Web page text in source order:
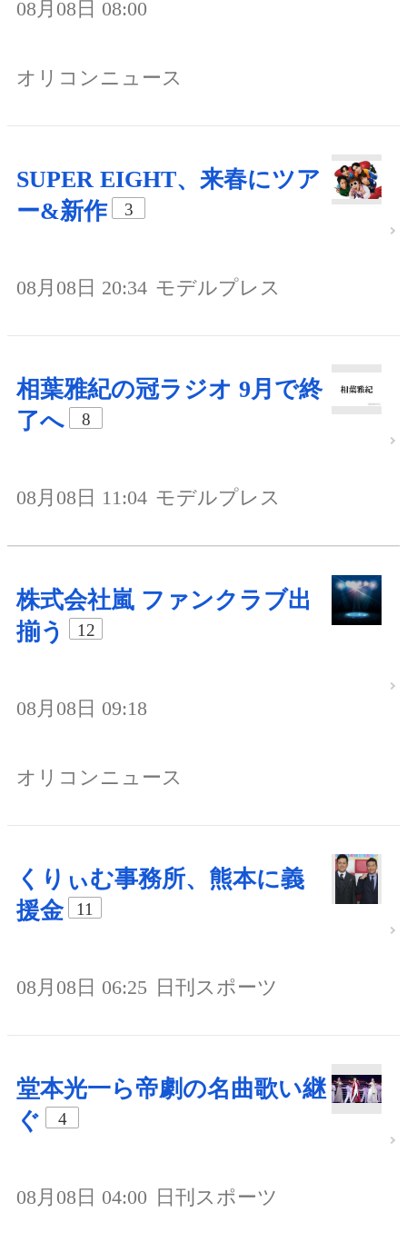
08月08日 08:00
オリコンニュース
SUPER EIGHT、来春にツア
ー&新作
3
08月08日 20:34 モデルプレス
相葉雅紀の冠ラジオ 9月で終
了へ
8
08月08日 11:04 モデルプレス
株式会社嵐 ファンクラブ出
揃う
12
08月08日 09:18
オリコンニュース
くりぃむ事務所、熊本に義
援金
11
08月08日 06:25 日刊スポーツ
堂本光一ら帝劇の名曲歌い継
ぐ
4
08月08日 04:00 日刊スポーツ